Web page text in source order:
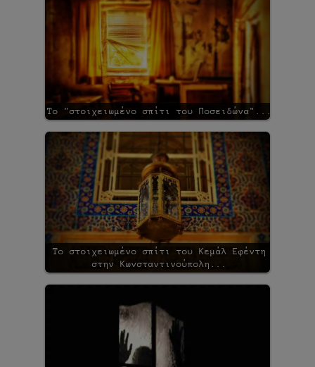
Το "στοιχειωμένο σπίτι του Ποσειδώνα"...
Το στοιχειωμένο σπίτι του Κεμάλ Εφέντη
στην Κωνσταντινούπολη...